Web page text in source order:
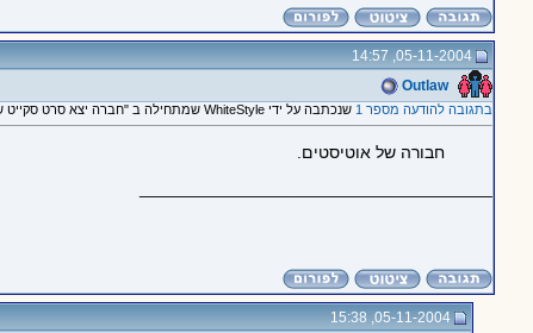
05-11-2004, 14:57
Outlaw
בתגובה להודעה מספר 1
שנכתבה על ידי WhiteStyle שמתחילה ב "חברה יצא סרט סקייט שלנו!!!! AriHell"
חבורה של אוטיסטים.
05-11-2004, 15:38